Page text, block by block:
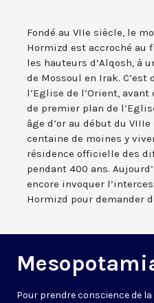
Fondé au VIIe siècle, le
Hormizd est accroché au
les hauteurs d’Alqosh, à
de Mossoul en Irak. C’est
l’Eglise de l’Orient,
de premier plan de
âge d’or au début du
centaine de moines y
résidence officielle des
pendant 400 ans.
encore invoquer
Hormizd pour demander
Pour prendre conscience de